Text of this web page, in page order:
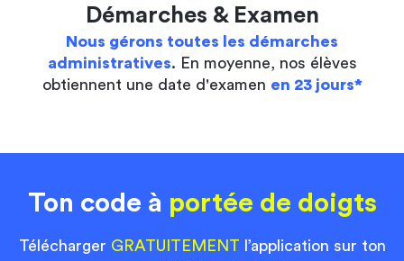
Démarches & Examen
Nous gérons toutes les démarches
administratives. En moyenne, nos élèves
obtiennent une date d'examen en 23 jours*
Ton code à portée de doigts
Télécharger GRATUITEMENT l’application sur ton